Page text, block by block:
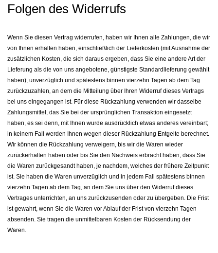
Folgen des Widerrufs
Wenn Sie diesen Vertrag widerrufen, haben wir Ihnen alle Zahlungen, die wir
von Ihnen erhalten haben, einschließlich der Lieferkosten (mit Ausnahme der
zusätzlichen Kosten, die sich daraus ergeben, dass Sie eine andere Art der
Lieferung als die von uns angebotene, günstigste Standardlieferung gewählt
haben), unverzüglich und spätestens binnen vierzehn Tagen ab dem Tag
zurückzuzahlen, an dem die Mitteilung über Ihren Widerruf dieses Vertrags
bei uns eingegangen ist. Für diese Rückzahlung verwenden wir dasselbe
Zahlungsmittel, das Sie bei der ursprünglichen Transaktion eingesetzt
haben, es sei denn, mit Ihnen wurde ausdrücklich etwas anderes vereinbart;
in keinem Fall werden Ihnen wegen dieser Rückzahlung Entgelte berechnet.
Wir können die Rückzahlung verweigern, bis wir die Waren wieder
zurückerhalten haben oder bis Sie den Nachweis erbracht haben, dass Sie
die Waren zurückgesandt haben, je nachdem, welches der frühere Zeitpunkt
ist. Sie haben die Waren unverzüglich und in jedem Fall spätestens binnen
vierzehn Tagen ab dem Tag, an dem Sie uns über den Widerruf dieses
Vertrages unterrichten, an uns zurückzusenden oder zu übergeben. Die Frist
ist gewahrt, wenn Sie die Waren vor Ablauf der Frist von vierzehn Tagen
absenden. Sie tragen die unmittelbaren Kosten der Rücksendung der
Waren.